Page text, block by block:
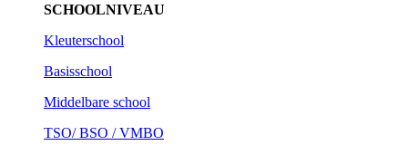
SCHOOLNIVEAU
Kleuterschool
Basisschool
Middelbare school
TSO/ BSO / VMBO